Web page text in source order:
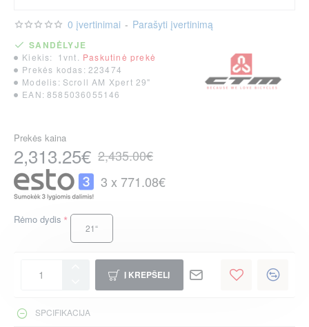
SANDĖLYJE
Kiekis: 1vnt.
Paskutinė prekė
Prekės kodas: 223474
Modelis: Scroll AM Xpert 29"
EAN: 8585036055146
0 įvertinimai - Parašyti įvertinimą
Prekės kaina
2,313.25€ 2,435.00€
3 x 771.08€
Rėmo dydis
21“
Į KREPŠELĮ
SPCIFIKACIJA